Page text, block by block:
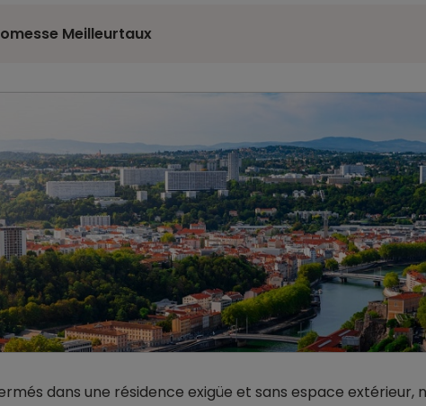
Meilleurtaux
dans une résidence exigüe et sans espace extérieur,